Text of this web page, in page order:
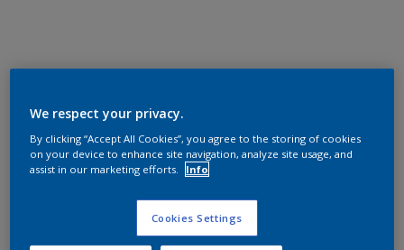
We respect your privacy.
By clicking “Accept All Cookies”, you agree to the storing of cookies
on your device to enhance site navigation, analyze site usage, and
assist in our marketing efforts.
Info
Cookies Settings